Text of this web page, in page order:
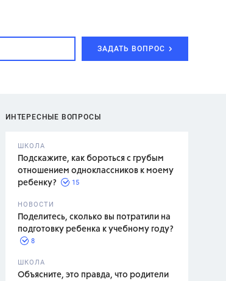
ЗАДАТЬ ВОПРОС
ИНТЕРЕСНЫЕ ВОПРОСЫ
ШКОЛА
Подскажите, как бороться с грубым
отношением одноклассников к моему
ребенку?
15
НОВОСТИ
Поделитесь, сколько вы потратили на
подготовку ребенка к учебному году?
8
ШКОЛА
Объясните, это правда, что родители